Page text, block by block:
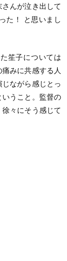
んが泣き出して
た！ と思いまし
笙子については
みに共感する人
ながら感じとっ
うこと。監督の
々にそう感じて